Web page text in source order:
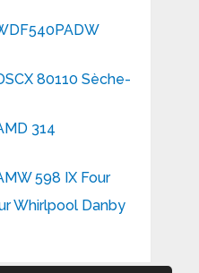
80110 Sèche-
314
598 IX Four
Whirlpool Danby